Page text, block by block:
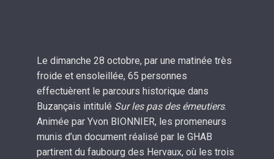
Le dimanche 28 octobre, par une matinée très
froide et ensoleillée, 65 personnes
effectuèrent le parcours historique dans
Buzançais intitulé Sur les pas des émeutiers.
Animée par Yvon BIONNIER, les promeneurs
munis d’un document réalisé par le GHAB
partirent du faubourg des Hervaux, où les trois